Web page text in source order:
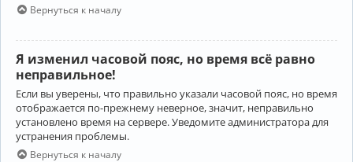
Вернуться к началу
Я изменил часовой пояс, но время всё равно
неправильное!
Если вы уверены, что правильно указали часовой пояс, но время
отображается по-прежнему неверное, значит, неправильно
установлено время на сервере. Уведомите администратора для
устранения проблемы.
Вернуться к началу